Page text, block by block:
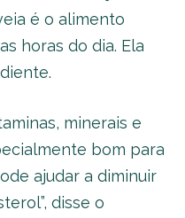
é o alimento
horas do dia. Ela
minerais e
bom para
ajudar a diminuir
disse o